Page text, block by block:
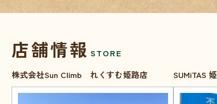
店舗情報 STORE
株式会社Sun Climb れくすむ姫路店
SUMiTAS